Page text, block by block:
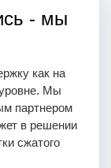
- мы
как на
Мы
партнером
в решении
сжатого